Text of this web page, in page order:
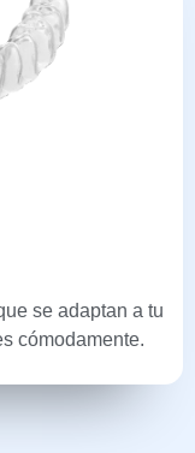
se adaptan a tu
cómodamente.